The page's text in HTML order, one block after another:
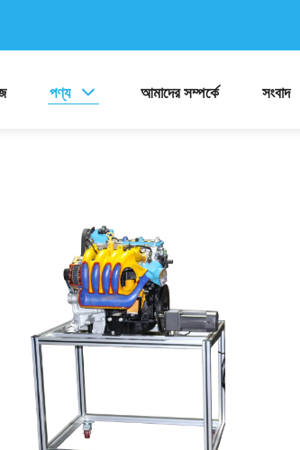
পণ্য আমাদের সম্পর্কে সংবাদ